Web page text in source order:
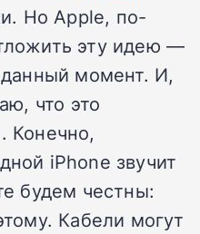
Но Apple, по-
эту идею —
момент. И,
что это
Конечно,
iPhone звучит
будем честны:
Кабели могут